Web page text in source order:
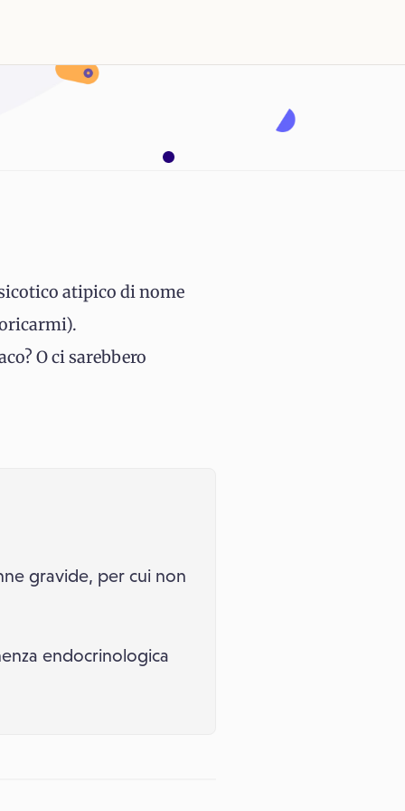
atipico di nome
O ci sarebbero
gravide, per cui non
endocrinologica